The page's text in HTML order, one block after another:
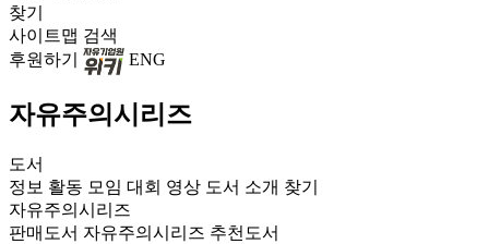
찾기
사이트맵 검색
후원하기
ENG
자유주의시리즈
도서
정보 활동 모임 대회 영상 도서 소개 찾기
자유주의시리즈
판매도서 자유주의시리즈 추천도서